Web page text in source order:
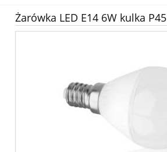
Żarówka LED E14 6W kulka P45